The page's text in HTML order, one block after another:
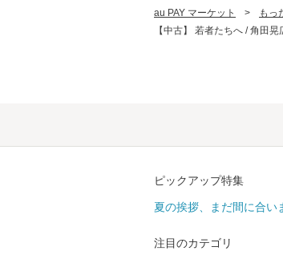
au PAY マーケット > もっ
【中古】 若者たちへ / 角田
ピックアップ特集
夏の挨拶、まだ間に合い
注目のカテゴリ